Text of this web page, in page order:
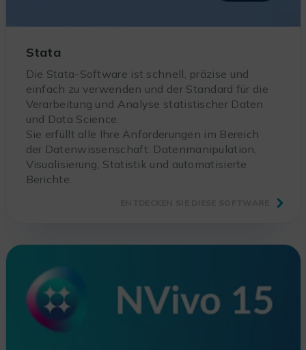
Stata
Die Stata-Software ist schnell, präzise und
einfach zu verwenden und der Standard für die
Verarbeitung und Analyse statistischer Daten
und Data Science.
Sie erfüllt alle Ihre Anforderungen im Bereich
der Datenwissenschaft: Datenmanipulation,
Visualisierung, Statistik und automatisierte
Berichte.